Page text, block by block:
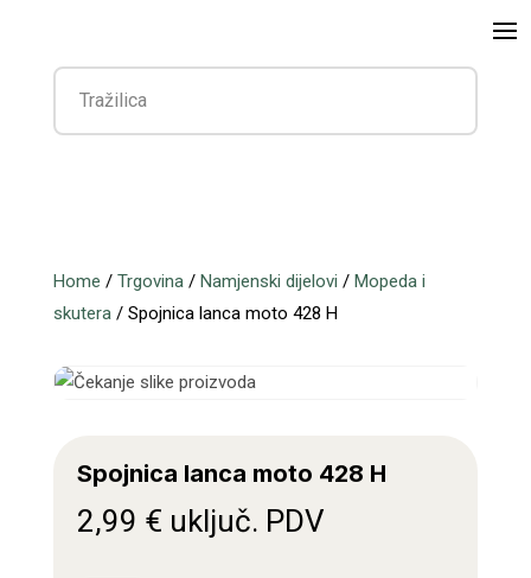
Home / Trgovina/ Namjenski dijelovi / Mopeda i
skutera/ Spojnica lanca moto 428 H
Spojnica lanca moto 428 H
2,99 € uključ. PDV